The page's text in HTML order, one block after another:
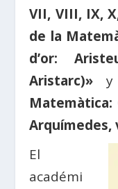
VII, VIII, IX,
de la
d’or:
Aristarc)» y
Matemàtica:
Arquímedes,
El
académi